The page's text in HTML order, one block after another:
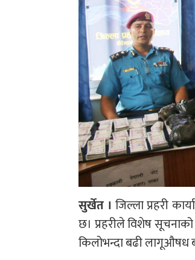
सुर्खेत । जिल्ला प्रहरी
छ। प्रहरीले विशेष
किलोभन्दा बढी लागूऔषध